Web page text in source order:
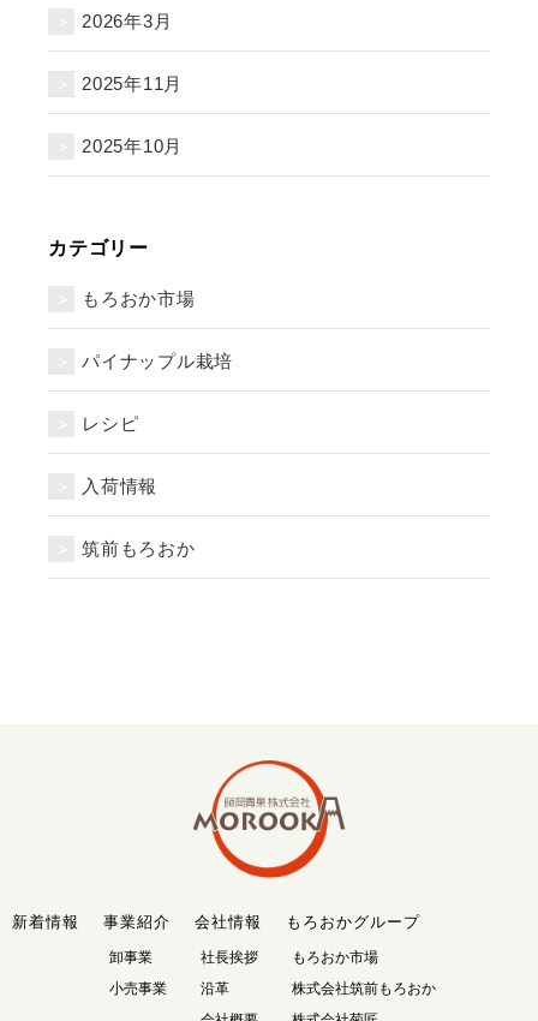
2026年3月
2025年11月
2025年10月
カテゴリー
もろおか市場
パイナップル栽培
レシピ
入荷情報
筑前もろおか
新着情報 事業紹介
卸事業
小売事業
会社情報
社長挨拶
沿革
もろおかグループ
もろおか市場
株式会社筑前もろおか